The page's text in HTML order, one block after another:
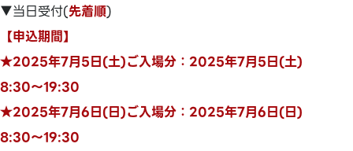
▼当日受付(先着順)
【申込期間】
★2025年7月5日(土)ご入場分：2025年7月5日(土)
8:30～19:30
★2025年7月6日(日)ご入場分：2025年7月6日(日)
8:30～19:30